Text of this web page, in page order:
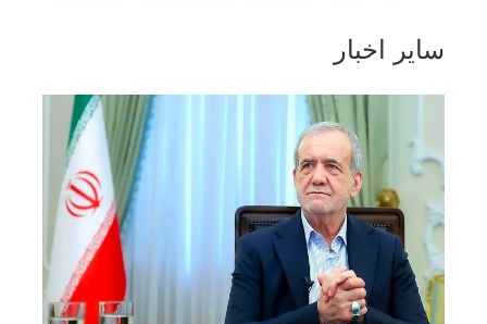
سایر اخبار